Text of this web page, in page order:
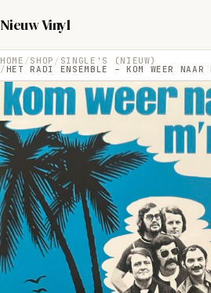
Nieuw Vinyl
HOME SHOP SINGLE'S (NIEUW)
HET RADI ENSEMBLE – KOM WEER NAAR